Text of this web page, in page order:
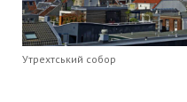
Утрехтський собор